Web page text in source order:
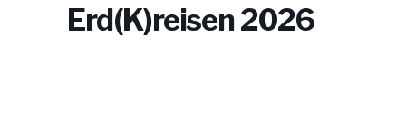
Erd(K)reisen 2026